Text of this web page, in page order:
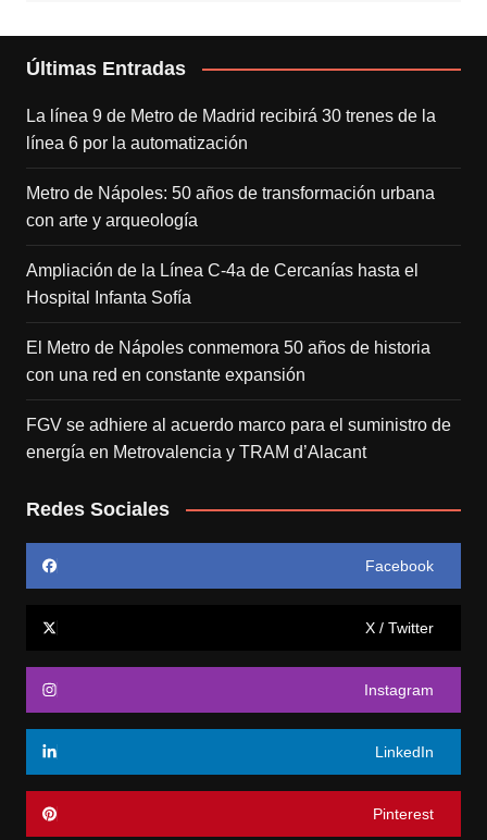
Últimas Entradas
La línea 9 de Metro de Madrid recibirá 30 trenes de la
línea 6 por la automatización
Metro de Nápoles: 50 años de transformación urbana
con arte y arqueología
Ampliación de la Línea C-4a de Cercanías hasta el
Hospital Infanta Sofía
El Metro de Nápoles conmemora 50 años de historia
con una red en constante expansión
FGV se adhiere al acuerdo marco para el suministro de
energía en Metrovalencia y TRAM d’Alacant
Redes Sociales
Facebook
X / Twitter
Instagram
LinkedIn
Pinterest